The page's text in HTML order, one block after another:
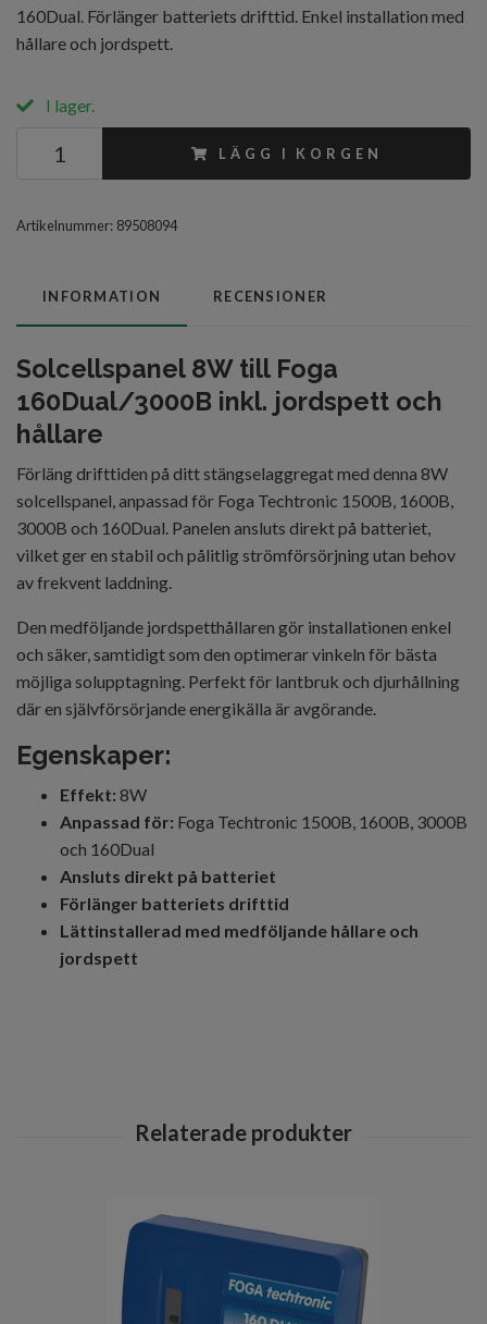
160Dual. Förlänger batteriets drifttid. Enkel installation med
hållare och jordspett.
I lager.
LÄGG I KORGEN
Artikelnummer: 89508094
INFORMATION RECENSIONER
Solcellspanel 8W till Foga
160Dual/3000B inkl. jordspett och
hållare
Förläng drifttiden på ditt stängselaggregat med denna 8W
solcellspanel, anpassad för Foga Techtronic 1500B, 1600B,
3000B och 160Dual. Panelen ansluts direkt på batteriet,
vilket ger en stabil och pålitlig strömförsörjning utan behov
av frekvent laddning.
Den medföljande jordspetthållaren gör installationen enkel
och säker, samtidigt som den optimerar vinkeln för bästa
möjliga solupptagning. Perfekt för lantbruk och djurhållning
där en självförsörjande energikälla är avgörande.
Egenskaper:
Effekt: 8W
Anpassad för: Foga Techtronic 1500B, 1600B, 3000B
och 160Dual
Ansluts direkt på batteriet
Förlänger batteriets drifttid
Lättinstallerad med medföljande hållare och
jordspett